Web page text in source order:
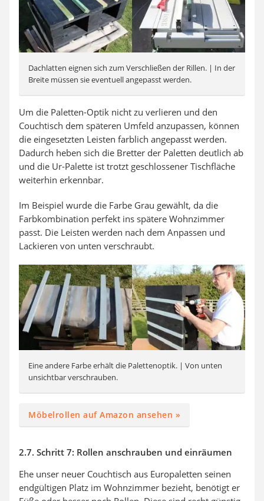
Dachlatten eignen sich zum Verschließen der Rillen. | In der
Breite müssen sie eventuell angepasst werden.
Um die Paletten-Optik nicht zu verlieren und den
Couchtisch dem späteren Umfeld anzupassen, können
die eingesetzten Leisten farblich angepasst werden.
Dadurch heben sich die Bretter der Paletten deutlich ab
und die Ur-Palette ist trotzt geschlossener Tischfläche
weiterhin erkennbar.
Im Beispiel wurde die Farbe Grau gewählt, da die
Farbkombination perfekt ins spätere Wohnzimmer
passt. Die Leisten werden nach dem Anpassen und
Lackieren von unten verschraubt.
Eine andere Farbe erhält die Palettenoptik. | Von unten
unsichtbar verschrauben.
Möbelrollen auf Amazon ansehen »
2.7. Schritt 7: Rollen anschrauben und einräumen
Ehe unser neuer Couchtisch aus Europaletten seinen
endgültigen Platz im Wohnzimmer bezieht, benötigt er